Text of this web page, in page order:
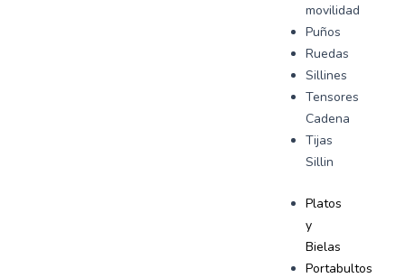
movilidad
Puños
Ruedas
Sillines
Tensores
Cadena
Tijas
Sillin
Platos
y
Bielas
Portabultos